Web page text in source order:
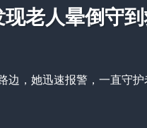
老人晕倒守
边，她迅速报警，一直守